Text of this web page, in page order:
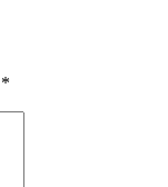
*